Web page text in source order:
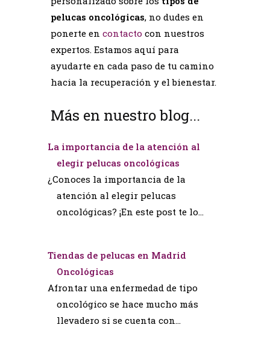
pelucas oncológicas, no dudes en
ponerte en contacto con nuestros
expertos. Estamos aquí para
ayudarte en cada paso de tu camino
hacia la recuperación y el bienestar.
Más en nuestro blog...
La importancia de la atención al
elegir pelucas oncológicas
¿Conoces la importancia de la
atención al elegir pelucas
oncológicas? ¡En este post te lo…
Tiendas de pelucas en Madrid
Oncológicas
Afrontar una enfermedad de tipo
oncológico se hace mucho más
llevadero si se cuenta con…